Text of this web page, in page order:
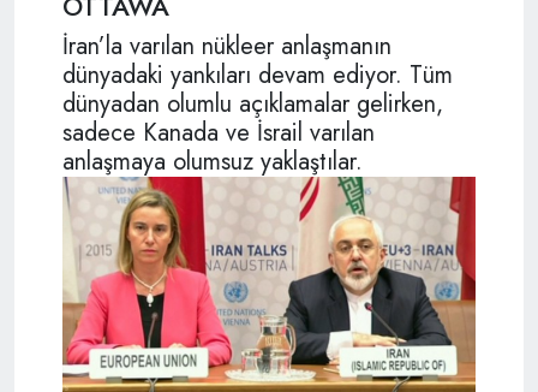
İran’la varılan nükleer anlaşmanın
dünyadaki yankıları devam ediyor. Tüm
dünyadan olumlu açıklamalar gelirken,
sadece Kanada ve İsrail varılan
anlaşmaya olumsuz yaklaştılar.